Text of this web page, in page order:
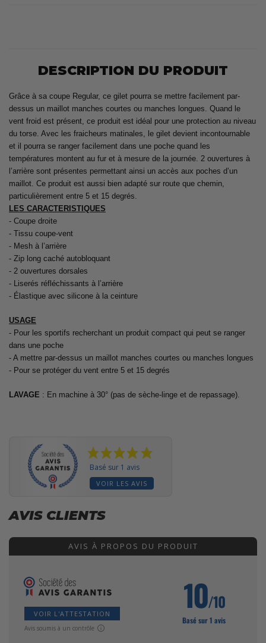
DESCRIPTION DU PRODUIT
Grâce à sa coupe Regular, ce gilet pourra se mettre facilement par-
dessus un maillot manches courtes ou manches longues. Quand le
vent froid est présent, ce produit est idéal pour une protection au niveau
du torse. Avec les fraicheurs matinales, le gilet devient incontournable
et il pourra se ranger facilement dans une poche quand les
températures montent au fur et à mesure de la journée. 2 ouvertures à
l’arrière sont présentes permettant ainsi un accès aux poches d’un
maillot. Ce produit est aussi bien adapté sur route que chemin,
particulièrement entre 5 et 15 degrés.
LES CARACTERISTIQUES
- Coupe droite
- Tissu coupe-vent
- Mesh à l’arrière
- Zip long caché autobloquant
- 2 ouvertures dorsales
- Liserés réfléchissants à l’arrière
- Élastique avec silicone à la ceinture
USAGE
- Pour les sportifs recherchant un produit compact qui peut se ranger
dans une poche
- A mettre par-dessus un maillot manches courtes ou manches longues
- Pour se protéger du vent entre 5 et 15 degrés
LAVAGE : En machine à 30° (pas de sèche-linge et de repassage).
Basé sur 1 avis
VOIR LES AVIS
AVIS CLIENTS
AVIS À PROPOS DU PRODUIT
VOIR L'ATTESTATION
Avis soumis à un contrôle
10/10
Basé sur 1 avis